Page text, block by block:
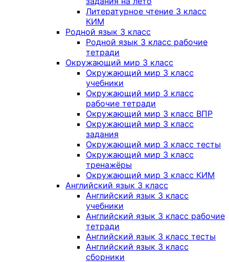
Литературное чтение 3 класс
КИМ
Родной язык 3 класс
Родной язык 3 класс рабочие
тетради
Окружающий мир 3 класс
Окружающий мир 3 класс
учебники
Окружающий мир 3 класс
рабочие тетради
Окружающий мир 3 класс ВПР
Окружающий мир 3 класс
задания
Окружающий мир 3 класс тесты
Окружающий мир 3 класс
тренажёры
Окружающий мир 3 класс КИМ
Английский язык 3 класс
Английский язык 3 класс
учебники
Английский язык 3 класс рабочие
тетради
Английский язык 3 класс тесты
Английский язык 3 класс
сборники